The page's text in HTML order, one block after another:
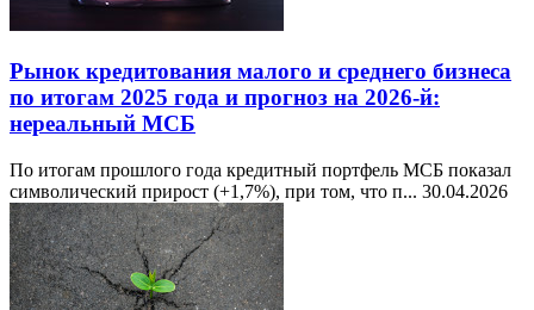
Рынок кредитования малого и среднего бизнеса
по итогам 2025 года и прогноз на 2026-й:
нереальный МСБ
По итогам прошлого года кредитный портфель МСБ показал
символический прирост (+1,7%), при том, что п... 30.04.2026